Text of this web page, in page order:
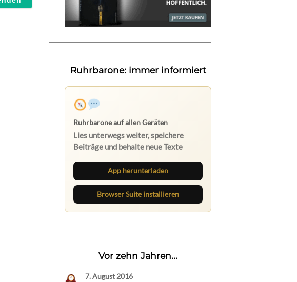
Ruhrbarone: immer informiert
Ruhrbarone auf allen Geräten
Lies unterwegs weiter, speichere
Beiträge und behalte neue Texte
App herunterladen
Browser Suite installieren
Vor zehn Jahren...
7. August 2016